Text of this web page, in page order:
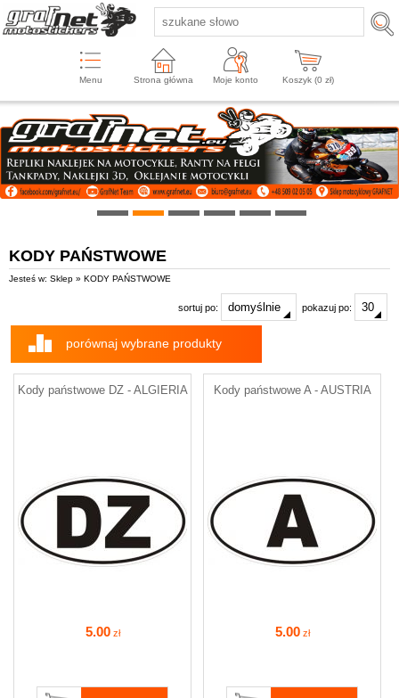
Menu Strona główna Moje konto Koszyk (0 zł)
KODY PAŃSTWOWE
Jesteś w: Sklep » KODY PAŃSTWOWE
pokazuj po:
sortuj po:
porównaj wybrane produkty
Kody państwowe DZ - ALGIERIA
5.00 zł
Kody państwowe A - AUSTRIA
5.00 zł